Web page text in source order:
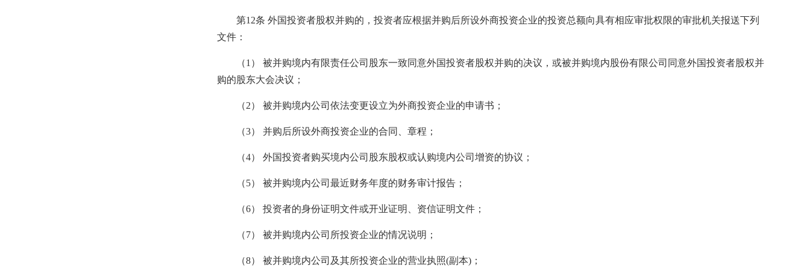
第12条 外国投资者股权并购的，投资者应根据并购后所设外商投资企业的投资总额向具有相应审批权限的审批机关报送下列
文件：
（1） 被并购境内有限责任公司股东一致同意外国投资者股权并购的决议，或被并购境内股份有限公司同意外国投资者股权并
购的股东大会决议；
（2） 被并购境内公司依法变更设立为外商投资企业的申请书；
（3） 并购后所设外商投资企业的合同、章程；
（4） 外国投资者购买境内公司股东股权或认购境内公司增资的协议；
（5） 被并购境内公司最近财务年度的财务审计报告；
（6） 投资者的身份证明文件或开业证明、资信证明文件；
（7） 被并购境内公司所投资企业的情况说明；
（8） 被并购境内公司及其所投资企业的营业执照(副本)；